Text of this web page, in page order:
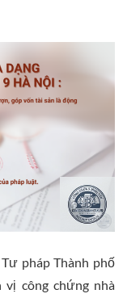
pháp Thành phố
công chứng nhà